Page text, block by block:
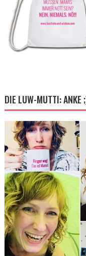
DIE LUW-MUTTI: ANKE